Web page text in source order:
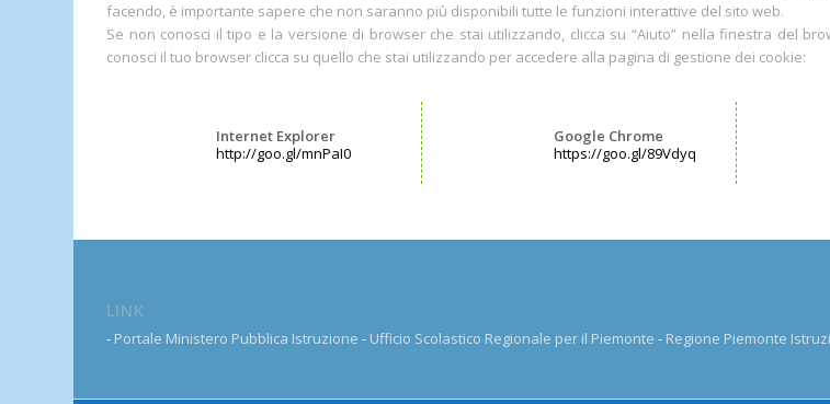
facendo, è importante sapere che non saranno più disponibili tutte le funzioni interattive del sito web.
Se non conosci il tipo e la versione di browser che stai utilizzando, clicca su “Aiuto” nella finestra del
conosci il tuo browser clicca su quello che stai utilizzando per accedere alla pagina di gestione dei cookie:
Internet Explorer
http://goo.gl/mnPaI0
Google Chrome
https://goo.gl/89Vdyq
LINK
- Portale Ministero Pubblica Istruzione - Ufficio Scolastico Regionale per il Piemonte - Regione Piemonte